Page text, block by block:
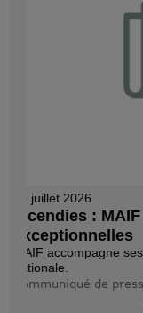
Mots-clés :